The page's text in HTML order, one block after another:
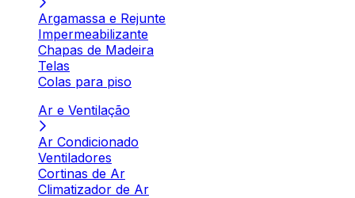
Argamassa e Rejunte
Impermeabilizante
Chapas de Madeira
Telas
Colas para piso
Ar e Ventilação
Ar Condicionado
Ventiladores
Cortinas de Ar
Climatizador de Ar